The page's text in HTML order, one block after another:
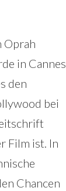
Oprah
in Cannes
den
bei
Film ist. In
Chancen